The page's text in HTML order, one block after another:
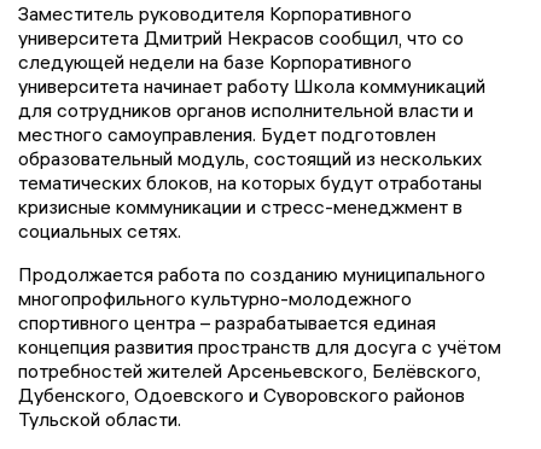
Заместитель руководителя Корпоративного
университета Дмитрий Некрасов сообщил, что со
следующей недели на базе Корпоративного
университета начинает работу Школа коммуникаций
для сотрудников органов исполнительной власти и
местного самоуправления. Будет подготовлен
образовательный модуль, состоящий из нескольких
тематических блоков, на которых будут отработаны
кризисные коммуникации и стресс-менеджмент в
социальных сетях.
Продолжается работа по созданию муниципального
многопрофильного культурно-молодежного
спортивного центра – разрабатывается единая
концепция развития пространств для досуга с учётом
потребностей жителей Арсеньевского, Белёвского,
Дубенского, Одоевского и Суворовского районов
Тульской области.